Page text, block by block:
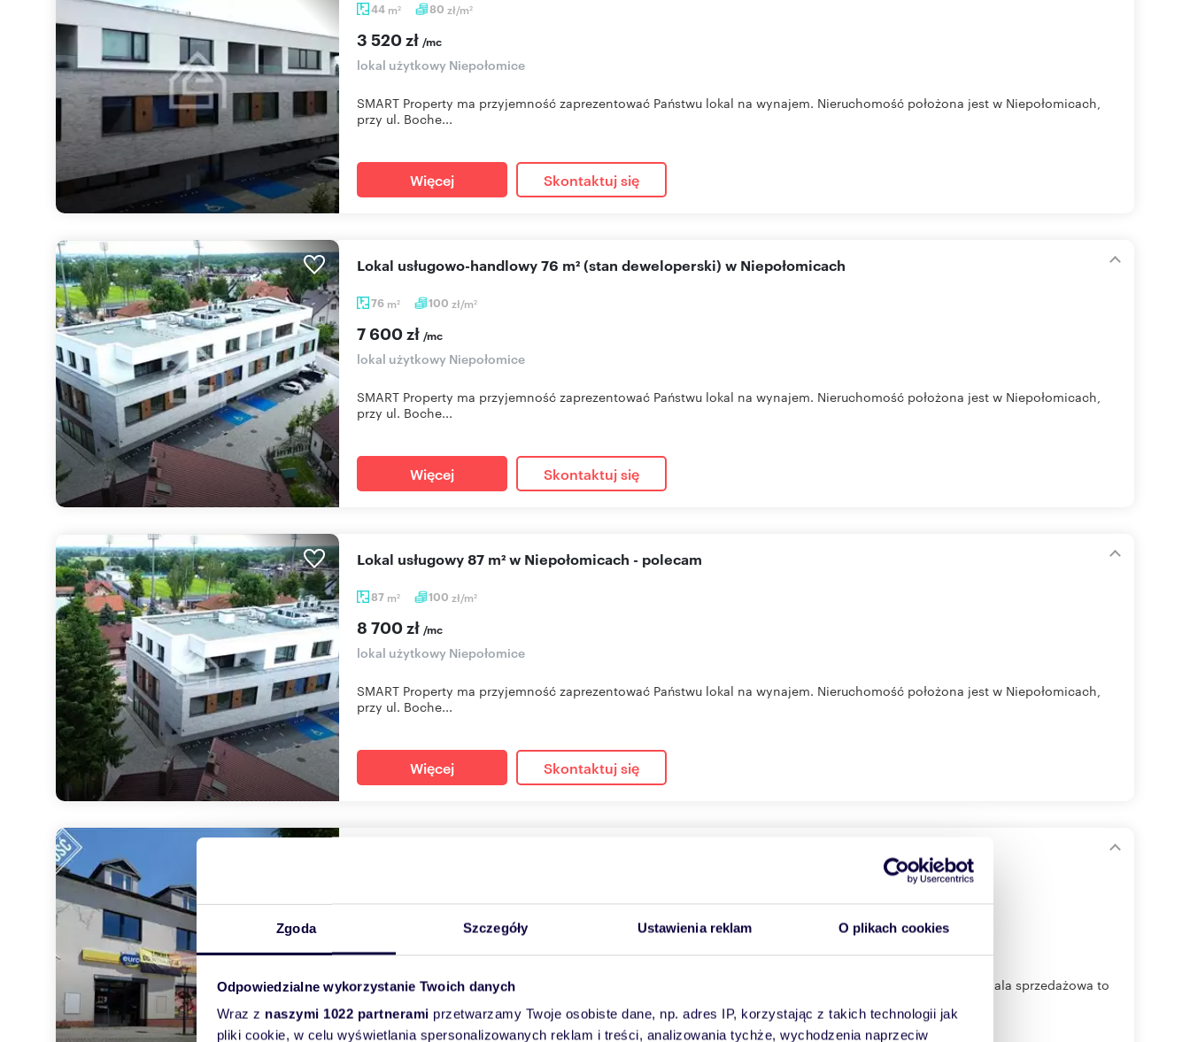
Zgoda Szczegóły Ustawienia reklam O plikach cookies
Odpowiedzialne wykorzystanie Twoich danych
Wraz z naszymi 1022 partnerami przetwarzamy Twoje osobiste dane, np. adres IP, korzystając z takich technologii jak
pliki cookie, w celu wyświetlania spersonalizowanych reklam i treści, analizowania tychże, wychodzenia naprzeciw
44 m2 80 zł/m2
3 520 zł /mc
lokal użytkowy Niepołomice
SMART Property ma przyjemność zaprezentować Państwu lokal na wynajem. Nieruchomość położona jest w Niepołomicach,
przy ul. Boche...
Więcej Skontaktuj się
76 m2 100 zł/m2
Lokal usługowo-handlowy 76 m² (stan deweloperski) w Niepołomicach
7 600 zł /mc
lokal użytkowy Niepołomice
SMART Property ma przyjemność zaprezentować Państwu lokal na wynajem. Nieruchomość położona jest w Niepołomicach,
przy ul. Boche...
Więcej Skontaktuj się
87 m2 100 zł/m2
Lokal usługowy 87 m² w Niepołomicach - polecam
8 700 zł /mc
lokal użytkowy Niepołomice
SMART Property ma przyjemność zaprezentować Państwu lokal na wynajem. Nieruchomość położona jest w Niepołomicach,
przy ul. Boche...
Więcej Skontaktuj się
Emmerson prezentujeLokal dwupoziomowy o powierzchni łącznej przeszło 400 m2, warto zaznaczyć, że hala sprzedażowa to